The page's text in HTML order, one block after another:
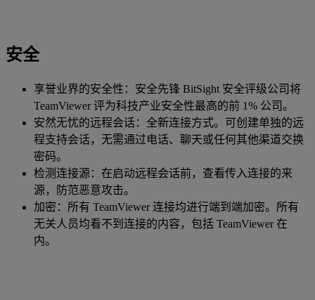
安全
享誉业界的安全性：安全先锋 BitSight 安全评级公司将
TeamViewer 评为科技产业安全性最高的前 1% 公司。
安然无忧的远程会话：全新连接方式。可创建单独的远
程支持会话，无需通过电话、聊天或任何其他渠道交换
密码。
检测连接源：在启动远程会话前，查看传入连接的来
源，防范恶意攻击。
加密：所有 TeamViewer 连接均进行端到端加密。所有
无关人员均看不到连接的内容，包括 TeamViewer 在
内。